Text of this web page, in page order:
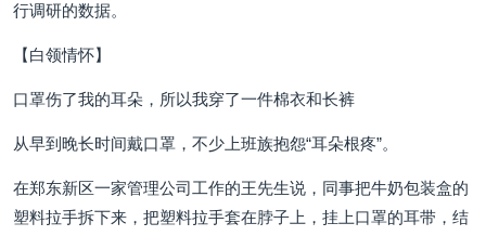
行调研的数据。
【白领情怀】
口罩伤了我的耳朵，所以我穿了一件棉衣和长裤
从早到晚长时间戴口罩，不少上班族抱怨“耳朵根疼”。
在郑东新区一家管理公司工作的王先生说，同事把牛奶包装盒的
塑料拉手拆下来，把塑料拉手套在脖子上，挂上口罩的耳带，结